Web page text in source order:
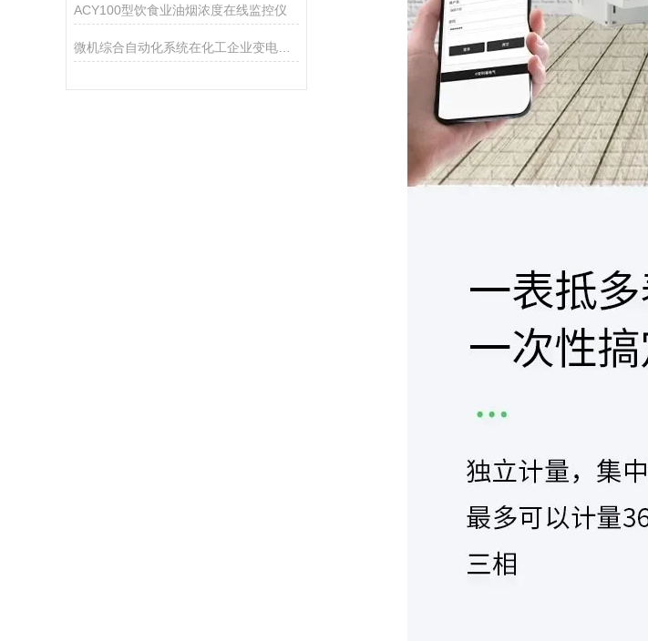
ACY100型饮食业油烟浓度在线监控仪
微机综合自动化系统在化工企业变电站的应用